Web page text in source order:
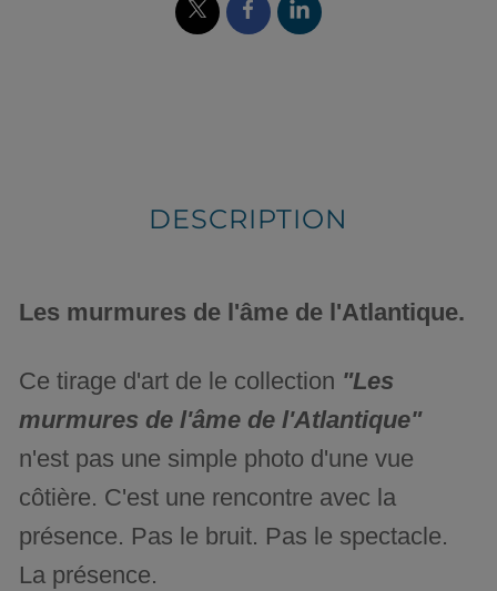
DESCRIPTION
Les murmures de l'âme de l'Atlantique.
Ce tirage d'art de le collection "Les
murmures de l'âme de l'Atlantique"
n'est pas une simple photo d'une vue
côtière. C'est une rencontre avec la
présence. Pas le bruit. Pas le spectacle.
La présence.